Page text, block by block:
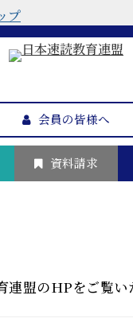
プ
会員の皆様へ
資料請求
連盟のHPをご覧い